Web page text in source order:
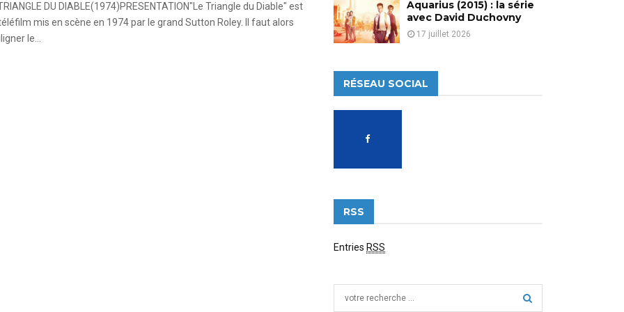
TRIANGLE DU DIABLE(1974)PRESENTATION"Le Triangle du Diable" est
mis en scène en 1974 par le grand Sutton Roley. Il faut alors
le...
Aquarius (2015) : la série
avec David Duchovny
17 juillet 2026
RÉSEAU SOCIAL
RSS
Entries RSS